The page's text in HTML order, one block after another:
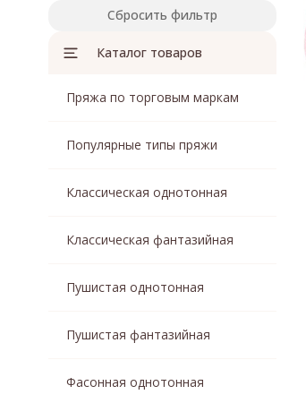
мохер
мохер, полиамид
мохер, шелк
мохер, шерсть, акрил
полиамид
полипропилен
хлопок
хлопок, бамбук
хлопок, лен
Сбросить фильтр
Каталог товаров
Пряжа по торговым маркам
Популярные типы пряжи
Классическая однотонная
Классическая фантазийная
Пушистая однотонная
Пушистая фантазийная
Фасонная однотонная